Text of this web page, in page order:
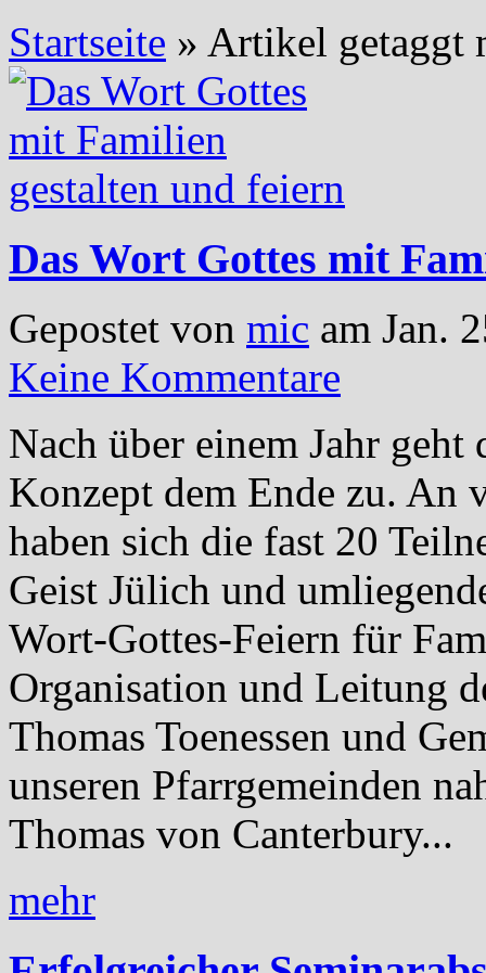
Startseite » Artikel getaggt
Das Wort Gottes mit
Gepostet von mic am Jan.
Keine Kommentare
Nach über einem Jahr
Konzept dem Ende zu. An
haben sich die fast 20
Geist Jülich und
Wort-Gottes-Feiern für
Organisation und Leitung
Thomas Toenessen und
unseren Pfarrgemeinden
Thomas von Canterbury...
mehr